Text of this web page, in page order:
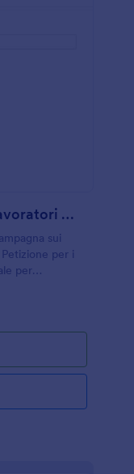
Petizione Per I Diritti Dei Lavoratori Modulo
sui
per i
per